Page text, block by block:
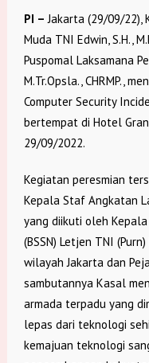
PI – Jakarta (29/09/22),
Muda TNI Edwin, S.H.,
Puspomal Laksamana
M.Tr.Opsla., CHRMP.,
Computer Security
bertempat di Hotel
29/09/2022.
Kegiatan peresmian
Kepala Staf Angkatan
yang diikuti oleh Kepala
(BSSN) Letjen TNI
wilayah Jakarta dan
sambutannya Kasal
armada terpadu yang
lepas dari teknologi
kemajuan teknologi